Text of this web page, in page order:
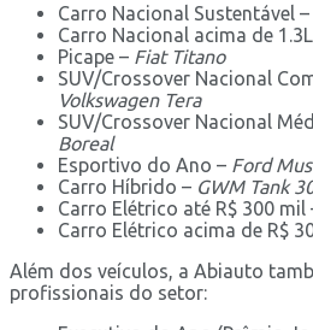
Carro Nacional Sustentável –
Carro Nacional acima de
Picape – Fiat Titano
SUV/Crossover Nacional
Volkswagen Tera
SUV/Crossover Nacional
Boreal
Esportivo do Ano – Ford
Carro Híbrido – GWM Tank
Carro Elétrico até R$ 300 mil
Carro Elétrico acima de R$
Além dos veículos, a Abiauto
profissionais do setor: